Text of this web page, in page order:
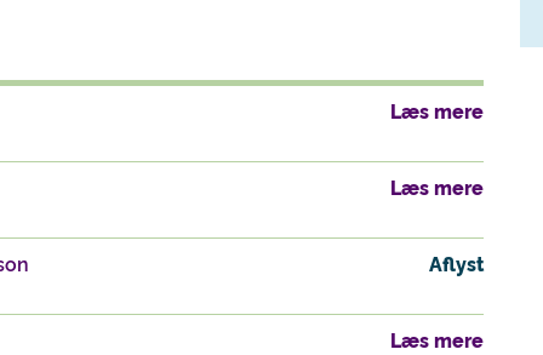
Læs mere
Læs mere
Aflyst
Læs mere